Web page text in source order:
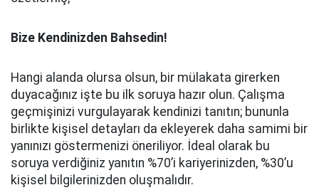
Bize Kendinizden Bahsedin!
Hangi alanda olursa olsun, bir mülakata girerken
duyacağınız işte bu ilk soruya hazır olun. Çalışma
geçmişinizi vurgulayarak kendinizi tanıtın; bununla
birlikte kişisel detayları da ekleyerek daha samimi bir
yanınızı göstermenizi öneriliyor. İdeal olarak bu
soruya verdiğiniz yanıtın %70’i kariyerinizden, %30’u
kişisel bilgilerinizden oluşmalıdır.